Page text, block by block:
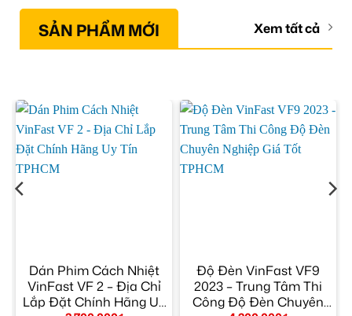
SẢN PHẨM MỚI Xem tất cả
Dán Phim Cách Nhiệt
VinFast VF 2 – Địa Chỉ
Lắp Đặt Chính Hãng Uy
Độ Đèn VinFast VF9
2023 – Trung Tâm Thi
Công Độ Đèn Chuyên